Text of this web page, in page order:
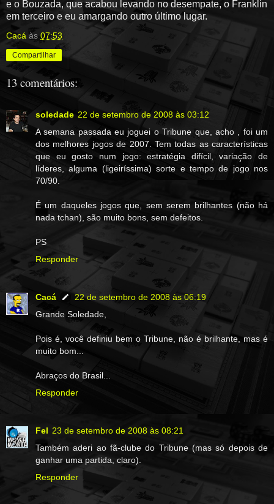
e o Bouzada, que acabou levando no desempate, o Franklin
em terceiro e eu amargando outro último lugar.
Cacá às 07:53
Compartilhar
13 comentários:
soledade 22 de setembro de 2008 às 03:12
A semana passada eu joguei o Tribune que, acho , foi um
dos melhores jogos de 2007. Tem todas as características
que eu gosto num jogo: estratégia difícil, variação de
líderes, alguma (ligeiríssima) sorte e tempo de jogo nos
70/90.
É um daqueles jogos que, sem serem brilhantes (não há
nada tchan), são muito bons, sem defeitos.
PS
Responder
Cacá
22 de setembro de 2008 às 06:19
Grande Soledade,
Pois é, você definiu bem o Tribune, não é brilhante, mas é
muito bom...
Abraços do Brasil...
Responder
Fel 23 de setembro de 2008 às 08:21
Também aderi ao fã-clube do Tribune (mas só depois de
ganhar uma partida, claro).
Responder